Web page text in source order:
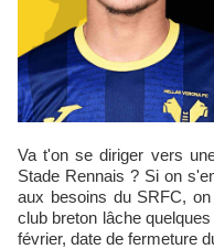
Va t'on se diriger vers une fin de mercato de folie du côté du
Stade Rennais ? Si on
aux besoins du SRFC,
club breton lâche
février, date de fermeture